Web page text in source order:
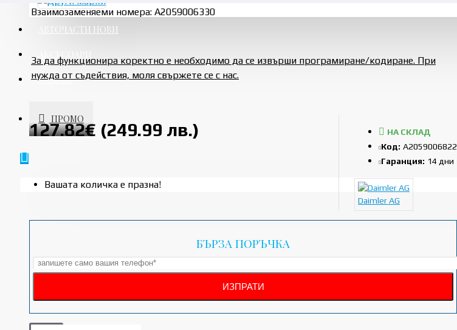
АВТОЧАСТИ НОВИ
АКСЕСОАРИ
УСЛУГИ
ПРОМО
Вашата количка е празна!
Взаимозаменяеми номера: A2059006330
За да функционира коректно е необходимо да се извърши програмиране/кодиране. При
нужда от съдействия, моля свържете се с нас.
127.82€ (249.99 лв.)
НА СКЛАД
Код: A2059006822
Гаранция: 14 дни
Daimler AG
БЪРЗА ПОРЪЧКА